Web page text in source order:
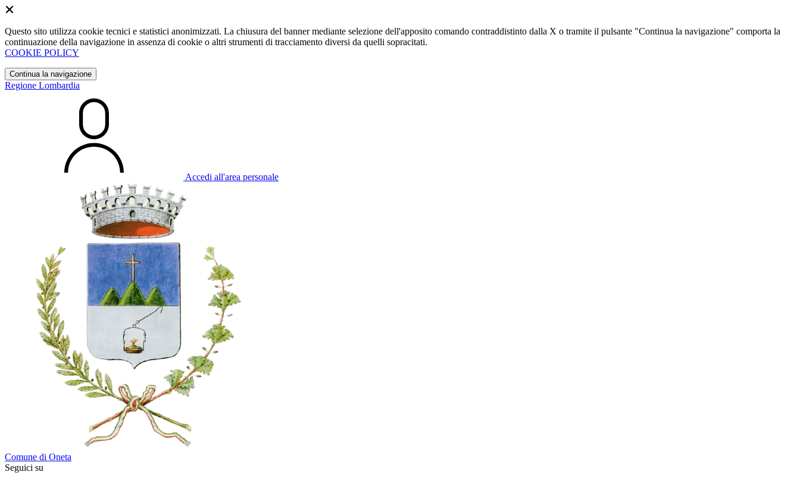
Questo sito utilizza cookie tecnici e statistici anonimizzati. La chiusura del banner mediante selezione dell'apposito comando contraddistinto dalla X o tramite il pulsante "Continua la navigazione" comporta la
continuazione della navigazione in assenza di cookie o altri strumenti di tracciamento diversi da quelli sopracitati.
COOKIE POLICY
Continua la navigazione
Regione Lombardia
Accedi all'area personale
Comune di Oneta
Seguici su